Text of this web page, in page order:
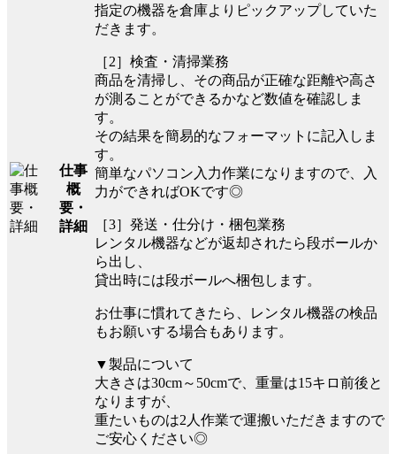
仕事
概
要・
詳細
指定の機器を倉庫よりピックアップしていた
だきます。
［2］検査・清掃業務
商品を清掃し、その商品が正確な距離や高さ
が測ることができるかなど数値を確認しま
す。
その結果を簡易的なフォーマットに記入しま
す。
簡単なパソコン入力作業になりますので、入
力ができればOKです◎
［3］発送・仕分け・梱包業務
レンタル機器などが返却されたら段ボールか
ら出し、
貸出時には段ボールへ梱包します。
お仕事に慣れてきたら、レンタル機器の検品
もお願いする場合もあります。
▼製品について
大きさは30cm～50cmで、重量は15キロ前後と
なりますが、
重たいものは2人作業で運搬いただきますので
ご安心ください◎